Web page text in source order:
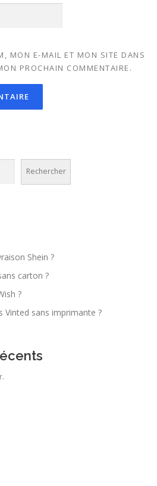
MON E-MAIL ET MON SITE DANS
PROCHAIN COMMENTAIRE.
Rechercher
Shein ?
carton ?
?
Vinted sans imprimante ?